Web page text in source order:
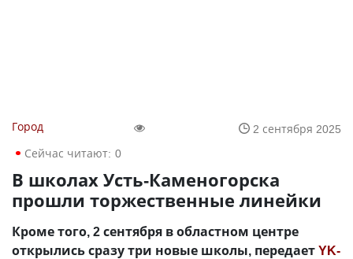
Город
2 сентября 2025
Сейчас читают: 0
В школах Усть-Каменогорска
прошли торжественные линейки
Кроме того, 2 сентября в областном центре
открылись сразу три новые школы, передаетYK-